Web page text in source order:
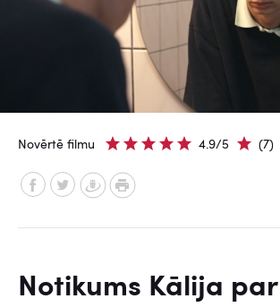
Novērtē filmu 4.9/5 (7)
Notikums Kālija